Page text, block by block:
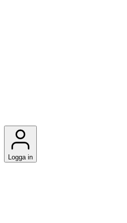
Logga in